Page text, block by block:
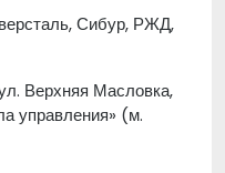
Сибур, РЖД,
Верхняя Масловка,
управления» (м.